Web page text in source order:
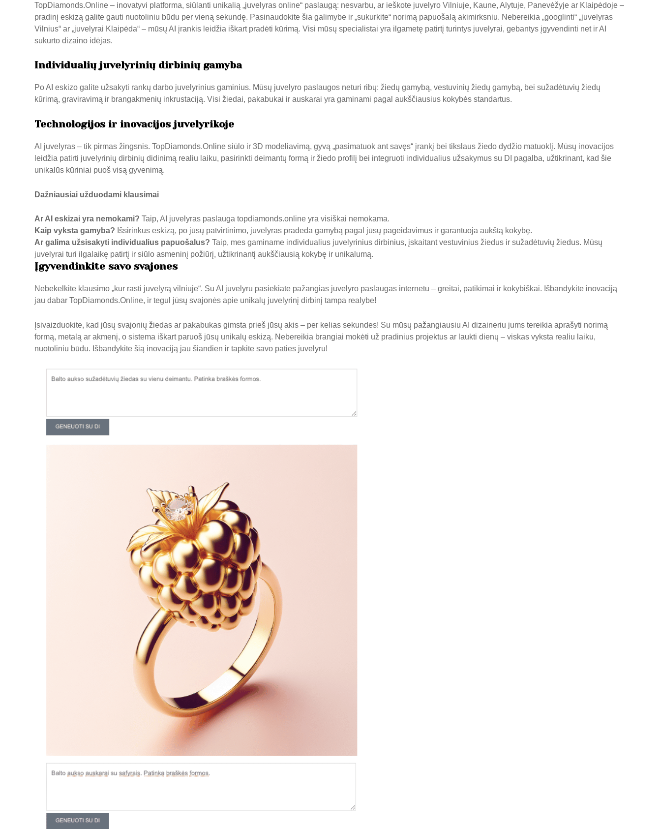
TopDiamonds.Online – inovatyvi platforma, siūlanti unikalią „juvelyras online“ paslaugą: nesvarbu, ar ieškote juvelyro Vilniuje, Kaune, Alytuje, Panevėžyje ar Klaipėdoje –
pradinį eskizą galite gauti nuotoliniu būdu per vieną sekundę. Pasinaudokite šia galimybe ir „sukurkite“ norimą papuošalą akimirksniu. Nebereikia „googlinti“ „juvelyras
Vilnius“ ar „juvelyrai Klaipėda“ – mūsų AI įrankis leidžia iškart pradėti kūrimą. Visi mūsų specialistai yra ilgametę patirtį turintys juvelyrai, gebantys įgyvendinti net ir AI
sukurto dizaino idėjas.
Individualių juvelyrinių dirbinių gamyba
Po AI eskizo galite užsakyti rankų darbo juvelyrinius gaminius. Mūsų juvelyro paslaugos neturi ribų: žiedų gamybą, vestuvinių žiedų gamybą, bei sužadėtuvių žiedų
kūrimą, graviravimą ir brangakmenių inkrustaciją. Visi žiedai, pakabukai ir auskarai yra gaminami pagal aukščiausius kokybės standartus.
Technologijos ir inovacijos juvelyrikoje
AI juvelyras – tik pirmas žingsnis. TopDiamonds.Online siūlo ir 3D modeliavimą, gyvą „pasimatuok ant savęs“ įrankį bei tikslaus žiedo dydžio matuoklį. Mūsų inovacijos
leidžia patirti juvelyrinių dirbinių didinimą realiu laiku, pasirinkti deimantų formą ir žiedo profilį bei integruoti individualius užsakymus su DI pagalba, užtikrinant, kad šie
unikalūs kūriniai puoš visą gyvenimą.
Dažniausiai užduodami klausimai
Ar AI eskizai yra nemokami? Taip, AI juvelyras paslauga topdiamonds.online yra visiškai nemokama.
Kaip vyksta gamyba? Išsirinkus eskizą, po jūsų patvirtinimo, juvelyras pradeda gamybą pagal jūsų pageidavimus ir garantuoja aukštą kokybę.
Ar galima užsisakyti individualius papuošalus? Taip, mes gaminame individualius juvelyrinius dirbinius, įskaitant vestuvinius žiedus ir sužadėtuvių žiedus. Mūsų
juvelyrai turi ilgalaikę patirtį ir siūlo asmeninį požiūrį, užtikrinantį aukščiausią kokybę ir unikalumą.
Įgyvendinkite savo svajones
Nebekelkite klausimo „kur rasti juvelyrą vilniuje“. Su AI juvelyru pasiekiate pažangias juvelyro paslaugas internetu – greitai, patikimai ir kokybiškai. Išbandykite inovaciją
jau dabar TopDiamonds.Online, ir tegul jūsų svajonės apie unikalų juvelyrinį dirbinį tampa realybe!
Įsivaizduokite, kad jūsų svajonių žiedas ar pakabukas gimsta prieš jūsų akis – per kelias sekundes! Su mūsų pažangiausiu AI dizaineriu jums tereikia aprašyti norimą
formą, metalą ar akmenį, o sistema iškart paruoš jūsų unikalų eskizą. Nebereikia brangiai mokėti už pradinius projektus ar laukti dienų – viskas vyksta realiu laiku,
nuotoliniu būdu. Išbandykite šią inovaciją jau šiandien ir tapkite savo paties juvelyru!